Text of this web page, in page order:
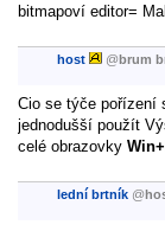
bitmapoví editor=
host @brum
Cio se týče pořízení
jednodušší použít
celé obrazovky
lední brtník @